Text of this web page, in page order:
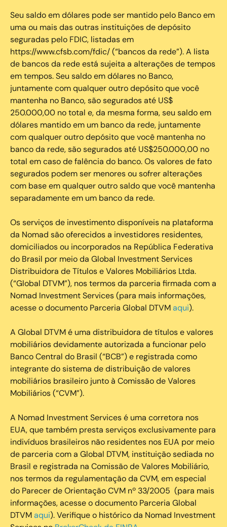
Seu saldo em dólares pode ser mantido pelo Banco em
uma ou mais das outras instituições de depósito
seguradas pelo FDIC, listadas em
https://www.cfsb.com/fdic/ (“bancos da rede”). A lista
de bancos da rede está sujeita a alterações de tempos
em tempos. Seu saldo em dólares no Banco,
juntamente com qualquer outro depósito que você
mantenha no Banco, são segurados até US$
250.000,00 no total e, da mesma forma, seu saldo em
dólares mantido em um banco da rede, juntamente
com qualquer outro depósito que você mantenha no
banco da rede, são segurados até US$250.000,00 no
total em caso de falência do banco. Os valores de fato
segurados podem ser menores ou sofrer alterações
com base em qualquer outro saldo que você mantenha
separadamente em um banco da rede.
Os serviços de investimento disponíveis na plataforma
da Nomad são oferecidos a investidores residentes,
domiciliados ou incorporados na República Federativa
do Brasil por meio da Global Investment Services
Distribuidora de Títulos e Valores Mobiliários Ltda.
(“Global DTVM”), nos termos da parceria firmada com a
Nomad Investment Services (para mais informações,
acesse o documento Parceria Global DTVMaqui).
A Global DTVM é uma distribuidora de títulos e valores
mobiliários devidamente autorizada a funcionar pelo
Banco Central do Brasil (“BCB”) e registrada como
integrante do sistema de distribuição de valores
mobiliários brasileiro junto à Comissão de Valores
Mobiliários (“CVM”).
‍A Nomad Investment Services é uma corretora nos
EUA, que também presta serviços exclusivamente para
indivíduos brasileiros não residentes nos EUA por meio
de parceria com a Global DTVM, instituição sediada no
Brasil e registrada na Comissão de Valores Mobiliário,
nos termos da regulamentação da CVM, em especial
do Parecer de Orientação CVM nº 33/2005 (para mais
informações, acesse o documento Parceria Global
DTVMaqui). Verifique o histórico da Nomad Investment